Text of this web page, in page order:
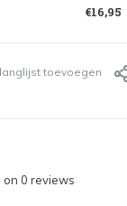
€16,95
toevoegen
on 0 reviews